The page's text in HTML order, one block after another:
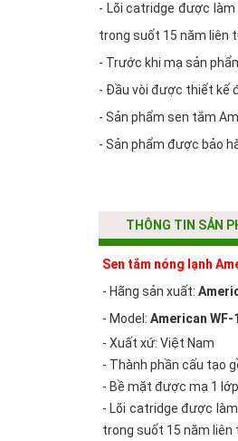
- Lõi catridge được
trong suốt 15 năm liên
- Trước khi mạ sản
- Đầu vòi được thiết kế
- Sản phẩm sen tắm
- Sản phẩm được bảo
THÔNG TIN SẢN
Sen tắm nóng lạnh
- Hãng sản xuất:
- Model: American WF-
- Xuất xứ: Việt Nam
- Thành phần cấu tạo
- Bề mặt được mạ 1
- Lõi catridge được
trong suốt 15 năm liên